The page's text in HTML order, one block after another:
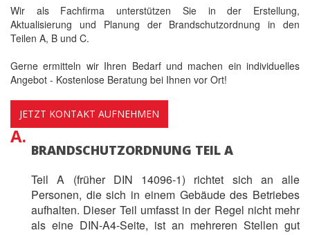
Wir als Fachfirma unterstützen Sie in der Erstellung,
Aktualisierung und Planung der Brandschutzordnung in den
Teilen A, B und C.
Gerne ermitteln wir Ihren Bedarf und machen ein individuelles
Angebot - Kostenlose Beratung bei Ihnen vor Ort!
JETZT KONTAKT AUFNEHMEN
A.
BRANDSCHUTZORDNUNG TEIL A
Teil A (früher DIN 14096-1) richtet sich an alle
Personen, die sich in einem Gebäude des Betriebes
aufhalten. Dieser Teil umfasst in der Regel nicht mehr
als eine DIN-A4-Seite, ist an mehreren Stellen gut